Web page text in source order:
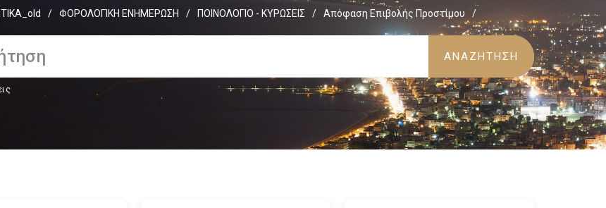
/ ΦΟΡΟΛΟΓΙΚΗ ΕΝΗΜΕΡΩΣΗ / ΠΟΙΝΟΛΟΓΙΟ - ΚΥΡΩΣΕΙΣ / Απόφαση Επιβολής Προστίμου /